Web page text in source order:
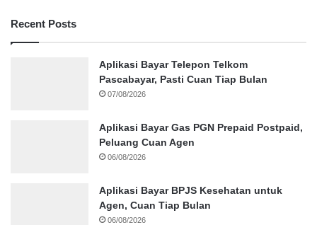
Recent Posts
Aplikasi Bayar Telepon Telkom
Pascabayar, Pasti Cuan Tiap Bulan
07/08/2026
Aplikasi Bayar Gas PGN Prepaid Postpaid,
Peluang Cuan Agen
06/08/2026
Aplikasi Bayar BPJS Kesehatan untuk
Agen, Cuan Tiap Bulan
06/08/2026